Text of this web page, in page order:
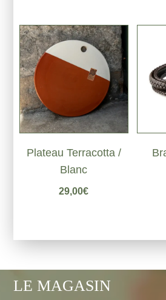
Plateau Terracotta /
Blanc
29,00€
LE MAGASIN